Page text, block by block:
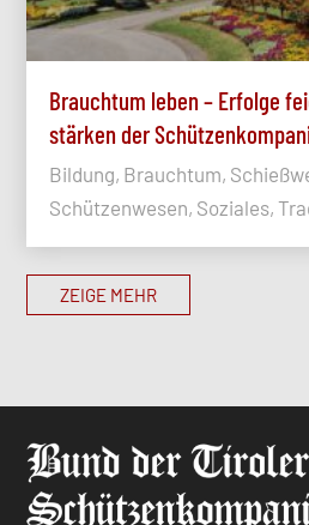
Brauchtum leben – Erfolge
stärken der
Bildung, Brauchtum,
Schützenwesen, Soziales,
ZEIGE MEHR